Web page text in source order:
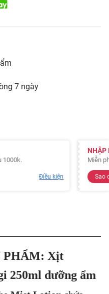
7 ngày
1000k.
Điều kiện
NHẬP
Miễn
Sao
PHẨM: Xịt
250ml dưỡng ẩm